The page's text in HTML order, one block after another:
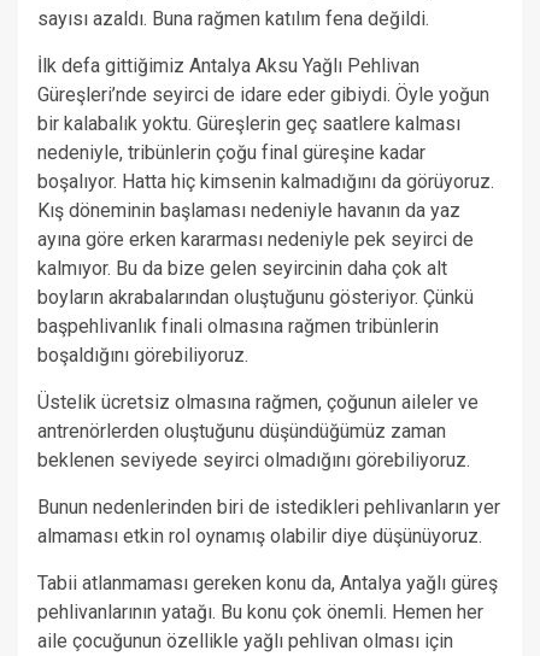
sayısı azaldı. Buna rağmen katılım fena değildi.
İlk defa gittiğimiz Antalya Aksu Yağlı Pehlivan
Güreşleri’nde seyirci de idare eder gibiydi. Öyle yoğun
bir kalabalık yoktu. Güreşlerin geç saatlere kalması
nedeniyle, tribünlerin çoğu final güreşine kadar
boşalıyor. Hatta hiç kimsenin kalmadığını da görüyoruz.
Kış döneminin başlaması nedeniyle havanın da yaz
ayına göre erken kararması nedeniyle pek seyirci de
kalmıyor. Bu da bize gelen seyircinin daha çok alt
boyların akrabalarından oluştuğunu gösteriyor. Çünkü
başpehlivanlık finali olmasına rağmen tribünlerin
boşaldığını görebiliyoruz.
Üstelik ücretsiz olmasına rağmen, çoğunun aileler ve
antrenörlerden oluştuğunu düşündüğümüz zaman
beklenen seviyede seyirci olmadığını görebiliyoruz.
Bunun nedenlerinden biri de istedikleri pehlivanların yer
almaması etkin rol oynamış olabilir diye düşünüyoruz.
Tabii atlanmaması gereken konu da, Antalya yağlı güreş
pehlivanlarının yatağı. Bu konu çok önemli. Hemen her
aile çocuğunun özellikle yağlı pehlivan olması için